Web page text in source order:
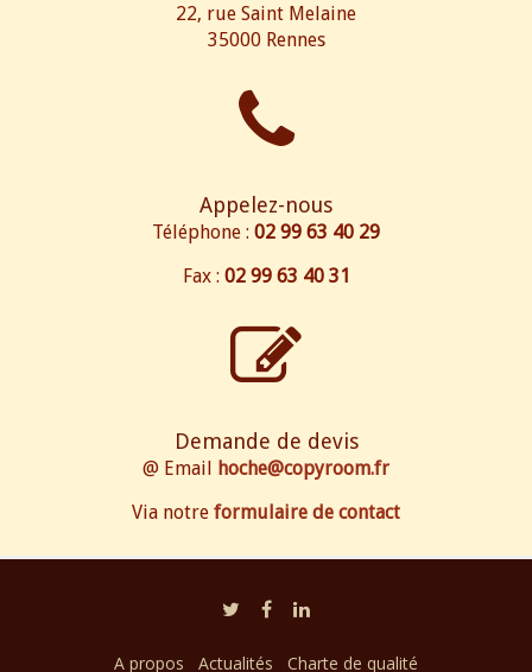
22, rue Saint Melaine
35000 Rennes
Appelez-nous
Téléphone : 02 99 63 40 29
Fax : 02 99 63 40 31
Demande de devis
@ Email hoche@copyroom.fr
Via notre formulaire de contact
A propos Actualités Charte de qualité